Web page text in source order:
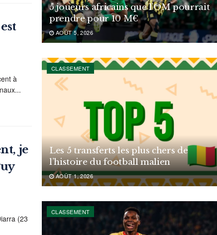
à
je
(23
5 joueurs africains que l’OM pourrait
prendre pour 10 M€
AOÛT 5, 2026
CLASSEMENT
Les 5 transferts les plus chers de
l’histoire du football malien
AOÛT 1, 2026
CLASSEMENT